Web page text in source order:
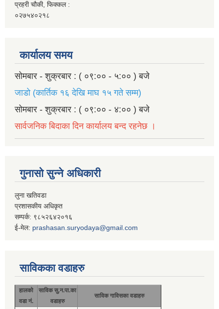
प्रहरी चौकी, फिक्कल :
०२७५४०२१८
कार्यालय समय
सोमबार - शुक्रबार : ( ०९:०० - ५:०० ) बजे
जाडो (कार्तिक १६ देखि माघ १५ गते सम्म)
सोमबार - शुक्रबार : ( ०९:०० - ४:०० ) बजे
सार्वजनिक बिदाका दिन कार्यालय बन्द रहनेछ ।
गुनासो सुन्ने अधिकारी
लुना खतिवडा
प्रशासकीय अधिकृत
सम्पर्क: ९८५२६४२०१६
ई-मेल: prashasan.suryodaya@gmail.com
साविकका वडाहरु
हालको
वडा नं.
साविक सु.न.पा.का
वडाहरु
साविक गाविसका वडाहरु